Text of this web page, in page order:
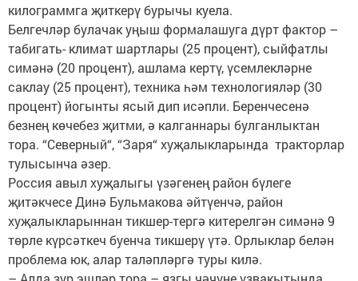
килограммга җиткерү бурычы куела.
Белгечләр булачак уңыш формалашуга дүрт фактор –
табигать- климат шартлары (25 процент), сыйфатлы
симәнә (20 процент), ашлама кертү, үсемлекләрне
саклау (25 процент), техника һәм технологияләр (30
процент) йогынты ясый дип исәпли. Беренчесенә
безнең көчебез җитми, ә калганнары булганлыктан
тора. “Северный“, “Заря“ хуҗалыкларында тракторлар
тулысынча әзер.
Россия авыл хуҗалыгы үзәгенең район бүлеге
җитәкчесе Динә Бульмакова әйтүенчә, район
хуҗалыкларыннан тикшер-тергә китерелгән симәнә 9
төрле күрсәткеч буенча тикшерү үтә. Орлыклар белән
проблема юк, алар таләпләргә туры килә.